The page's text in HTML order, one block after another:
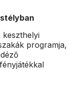
keszthelyi
programja,